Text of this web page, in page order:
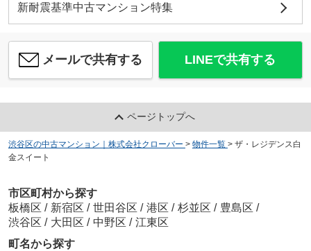
新耐震基準中古マンション特集
メールで共有する LINEで共有する
ページトップへ
渋谷区の中古マンション｜株式会社クローバー > 物件一覧 > ザ・レジデンス白
金スイート
市区町村から探す
板橋区 / 新宿区 / 世田谷区 / 港区 / 杉並区 / 豊島区 /
渋谷区 / 大田区 / 中野区 / 江東区
町名から探す